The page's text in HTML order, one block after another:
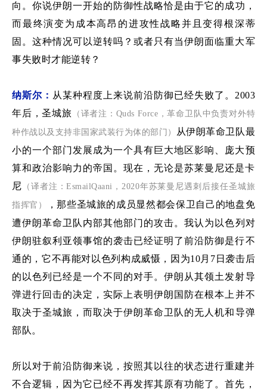
向 。你说伊朗一开始的防御性战略恰是由于它的成功，
而最终演变为 成本高昂的进攻性战略并且变得根深蒂
固 。这种情况可以逆转吗？或者只有当伊朗面临重大军
事失败时才能逆转？
纳斯尔： 从某种程度上来说前沿防御已经失败了。 2003
年后，圣城旅 （译者注： Quds Force ，革命卫队中负责对外特
种作战以及支持非国家武装行为体的部门 ）
从伊朗革命卫队最
小的一个部门发展成为一个具有巨大地区影响、庞大预
算和政治影响力的帝国。现在，无论是苏莱曼尼还是卡
尼 （译者注：EsmailQaani ，2020年苏莱曼尼遇刺后接任圣城旅
指挥官 ） ，那些圣城旅的 成员显然都会保卫自己的地盘免
遭伊朗革命卫队 内部其他部门的攻击。我认为以色列 对
伊朗驻叙利亚领事馆的袭击已经证明了前沿防御是行不
通的，它不再能对 以色列 构成威慑 ， 因为10月 7 日 袭击后
的以色列已经是一个不同的对手。伊朗从其领土发射导
弹进行回击的决定，实际上表明伊朗 国防在根本上并不
取决于圣城旅 ，而取决于伊朗革命卫队 的无人机和导弹
部队 。
所以对于前沿防御来说，按照其以往的状态进行重建并
不合逻辑，因为它已经不再发挥其原有功能了 。首先，